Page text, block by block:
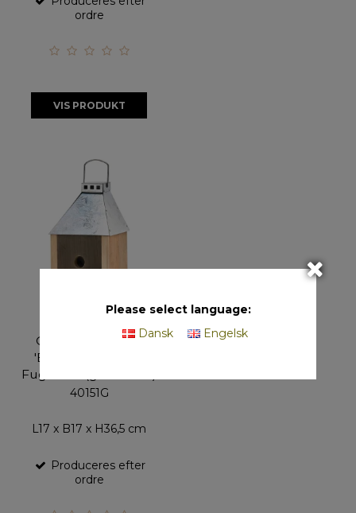
ordre
VIS PRODUKT
Galvaniseret Mini
'Birdy Sleep Wall'
Fuglehus (genb. træ)
40151G
L17 x B17 x H36,5 cm
Produceres efter
ordre
Please select language:
Dansk
Engelsk